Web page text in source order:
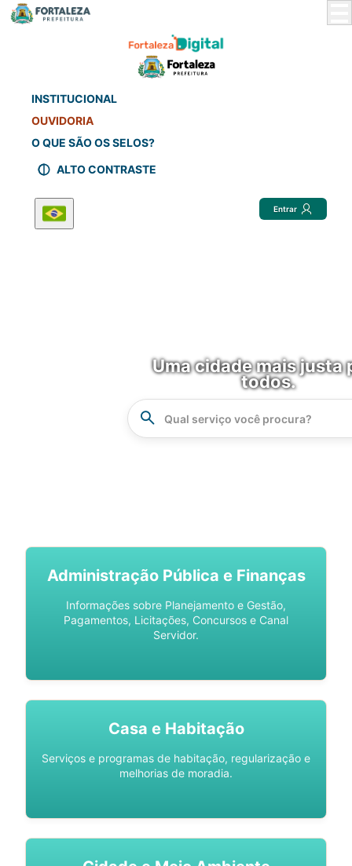
INSTITUCIONAL
OUVIDORIA
O QUE SÃO OS SELOS?
ALTO CONTRASTE
Entrar
Uma cidade mais justa
todos.
Administração Pública e Finanças
Informações sobre Planejamento e Gestão,
Pagamentos, Licitações, Concursos e Canal
Servidor.
Casa e Habitação
Serviços e programas de habitação, regularização e
melhorias de moradia.